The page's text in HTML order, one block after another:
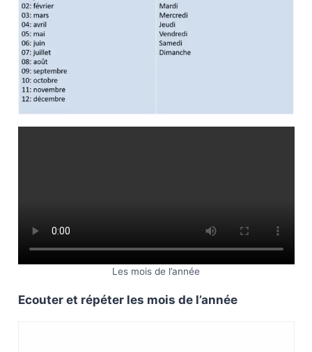
Les mois de l’année
Ecouter et répéter les mois de l’année